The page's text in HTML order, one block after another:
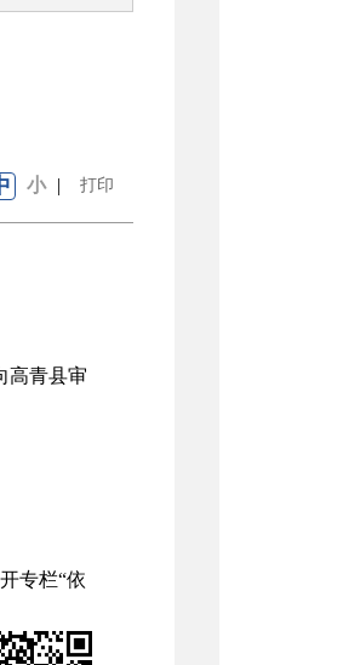
小 | 打印
高青县审
专栏“依